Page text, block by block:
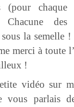
(pour
des
sous la semelle
merci à toute
!
vidéo sur
vous parlais